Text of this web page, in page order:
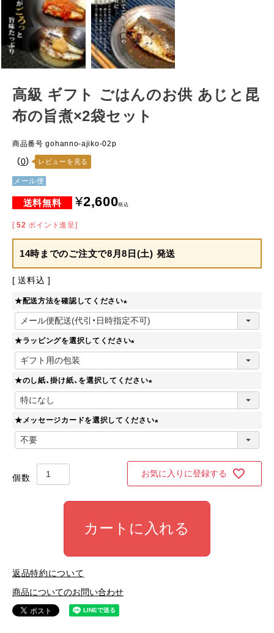
高級 ギフト ごはんのお供 あじと昆
布の旨煮×2袋セット
商品番号 gohanno-ajiko-02p
（0） レビューを見る
メール便
¥2,600税込
[ 52 ポイント進呈]
14時までのご注文で8月8日(土) 発送
送料込
★配送方法を確認してください
(
必
須
)
★ラッピングを選択してください
必
須
)
★のし紙、掛け紙、を選択してください
必
須
)
★メッセージカードを選択してください
必
須
)
お気に入りに登録する
カートに入れる
返品特約について
商品についてのお問い合わせ